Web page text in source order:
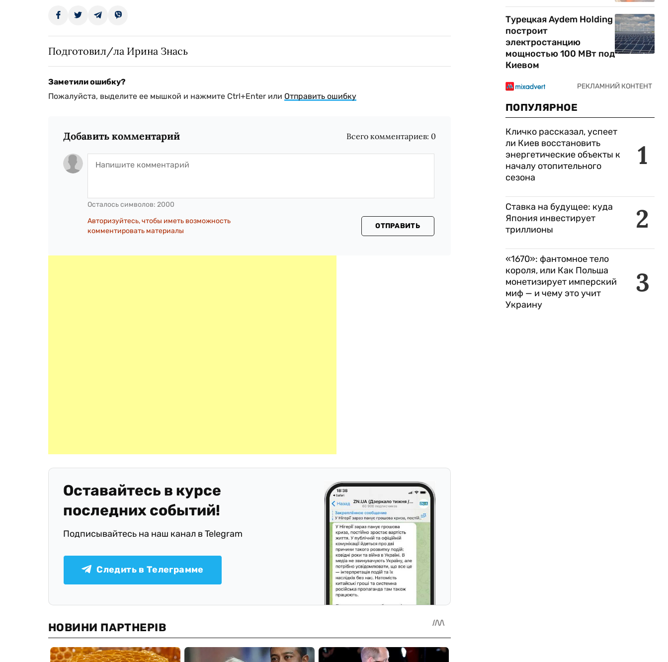
Подготовил/ла Ирина Знась
Заметили ошибку?
Пожалуйста, выделите ее мышкой и нажмите Ctrl+Enter или Отправить ошибку
Добавить комментарий Всего комментариев: 0
Осталось символов: 2000
Авторизуйтесь, чтобы иметь возможность
комментировать материалы
ОТПРАВИТЬ
Оставайтесь в курсе
последних событий!
Подписывайтесь на наш канал в Telegram
Следить в Телеграмме
Турецкая Aydem Holding
построит
электростанцию
мощностью 100 МВт под
Киевом
ПОПУЛЯРНОЕ
1
Кличко рассказал, успеет
ли Киев восстановить
энергетические объекты к
началу отопительного
сезона
2
Ставка на будущее: куда
Япония инвестирует
триллионы
3
«1670»: фантомное тело
короля, или Как Польша
монетизирует имперский
миф — и чему это учит
Украину